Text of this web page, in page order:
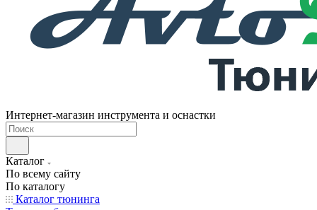
Интернет-магазин инструмента и оснастки
Каталог
По всему сайту
По каталогу
Каталог тюнинга